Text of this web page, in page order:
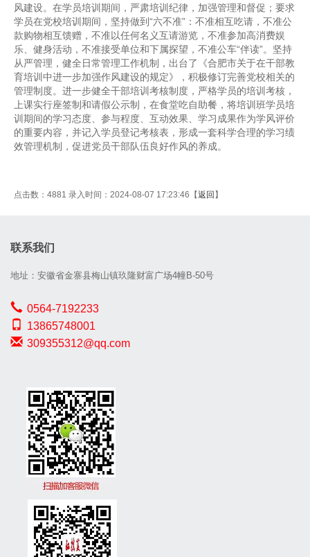
风建设。在学员培训期间，严肃培训纪律，加强管理和督促；要求
学员在党校培训期间，坚持做到“六不准”：不准相互吃请，不准公
款购物相互馈赠，不准以任何名义互请游览，不准参加高消费娱
乐、健身活动，不准接受单位和下属探望，不准公车“伴读”。坚持
从严管理，健全日常管理工作机制，出台了《合肥市关于在干部教
育培训中进一步加强作风建设的规定》，积极修订完善党校相关的
管理制度。进一步健全干部培训考核制度，严格学员的培训考核，
上课实行座签制和请假公示制，在食堂吃自助餐，将培训班学员培
训期间的学习态度、参与程度、互动效果、学习成果作为学风评价
的重要内容，并记入学员登记考核表，形成一套科学合理的学习绩
效管理机制，促进党员干部队伍良好作风的养成。
点击数：4881 录入时间：2024-08-07 17:23:46【返回 】
联系我们
地址：安徽省金寨县梅山镇玖隆财富广场4幢B-50号
0564-7192233
13865748001
309355312@qq.com